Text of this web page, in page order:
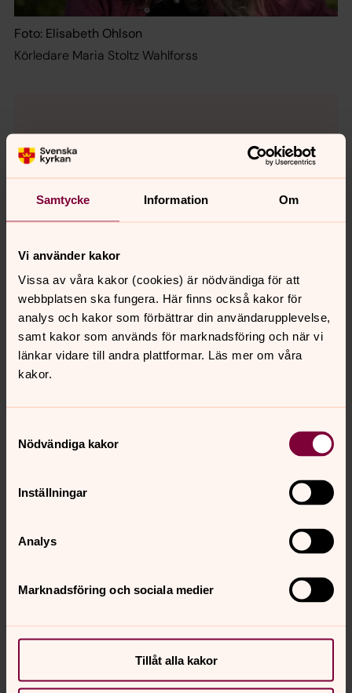
Samtycke Information Om
Vi använder kakor
Vissa av våra kakor (cookies) är nödvändiga för att
webbplatsen ska fungera. Här finns också kakor för
analys och kakor som förbättrar din användarupplevelse,
samt kakor som används för marknadsföring och när vi
länkar vidare till andra plattformar. Läs mer om våra
kakor.
Nödvändiga kakor
Inställningar
Analys
Marknadsföring och sociala medier
Tillåt alla kakor
Foto: Elisabeth Ohlson
Körledare Maria Stoltz Wahlforss
Carin Horovitz
E-post:carin.horovitz@svenskakyrkan.se
Mer om Carin Horovitz
Synpunkter eller frågor på sidans